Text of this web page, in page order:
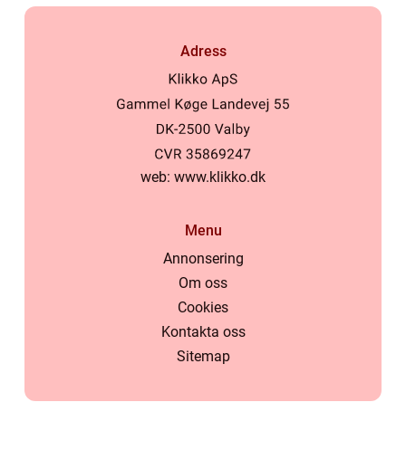
Adress
web: www.klikko.dk
Menu
Annonsering
Om oss
Cookies
Kontakta oss
Sitemap